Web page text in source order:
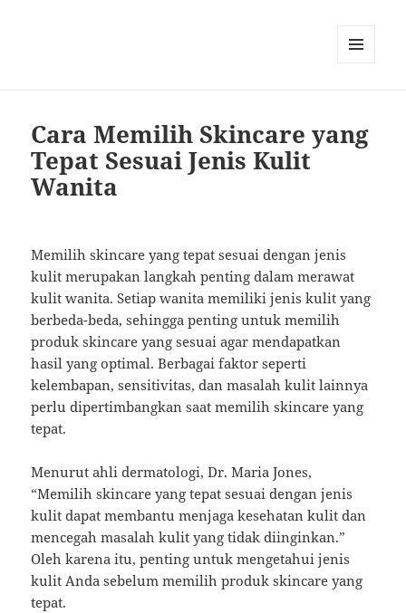
Cara Memilih Skincare yang
Tepat Sesuai Jenis Kulit
Wanita
Memilih skincare yang tepat sesuai dengan jenis
kulit merupakan langkah penting dalam merawat
kulit wanita. Setiap wanita memiliki jenis kulit yang
berbeda-beda, sehingga penting untuk memilih
produk skincare yang sesuai agar mendapatkan
hasil yang optimal. Berbagai faktor seperti
kelembapan, sensitivitas, dan masalah kulit lainnya
perlu dipertimbangkan saat memilih skincare yang
tepat.
Menurut ahli dermatologi, Dr. Maria Jones,
“Memilih skincare yang tepat sesuai dengan jenis
kulit dapat membantu menjaga kesehatan kulit dan
mencegah masalah kulit yang tidak diinginkan.”
Oleh karena itu, penting untuk mengetahui jenis
kulit Anda sebelum memilih produk skincare yang
tepat.